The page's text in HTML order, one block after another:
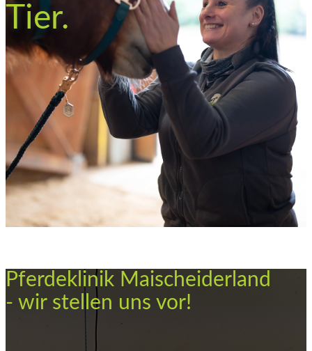
Tier.
Pferdeklinik Maischeiderland
- wir stellen uns vor!